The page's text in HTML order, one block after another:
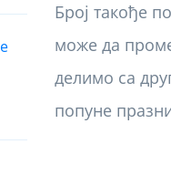
Број такође
може да
делимо са
попуне